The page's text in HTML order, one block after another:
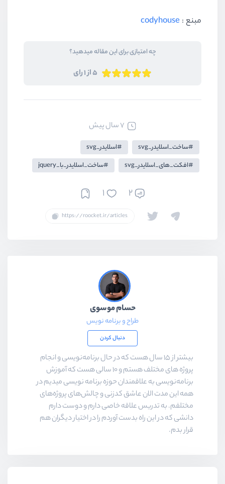
مبنع : codyhouse
چه امتیازی برای این مقاله میدهید؟
5 از 1 رای
7 سال پیش
ساخت_اسلایدر_svg
اسلایدر_svg
افکت_های_اسلایدر_svg
ساخت_اسلایدر_با_jquery
2
1
حسام موسوی
طراح و برنامه نویس
دنبال کردن
بیشتر از ۱۵ سال هست که در حال برنامه‌نویسی و انجام
پروژه های مختلف هستم و ۱۰ سالی هست که آموزش
برنامه‌نویسی به علاقمندان حوزه برنامه نویسی میدیم در
همه این مدت الان عاشق کدزنی و چالش‌های پروژه‌های
مختلفم. به تدریس علاقه خاصی دارم و دوست دارم
دانشی که در این راه بدست آوردم را در اختیار دیگران هم
قرار بدم.